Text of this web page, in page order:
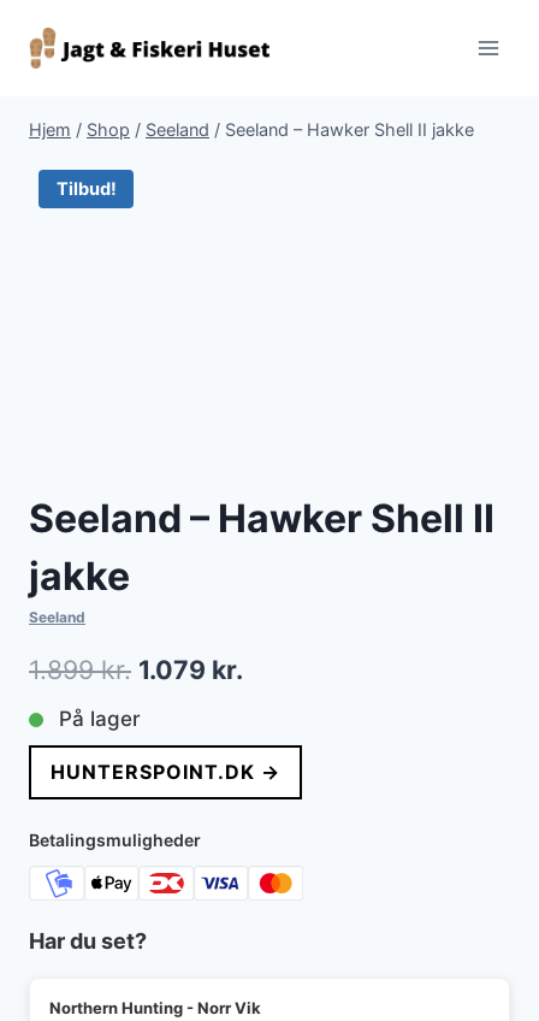
Hjem / Shop / Seeland / Seeland – Hawker Shell II jakke
Tilbud!
Seeland – Hawker Shell II
jakke
Seeland
1.899kr. Den
oprindelige
pris
var:
1.899 kr..
1.079 kr.
pris
er:
På lager
HUNTERSPOINT.DK →
Betalingsmuligheder
Har du set?
Northern Hunting - Norr Vik